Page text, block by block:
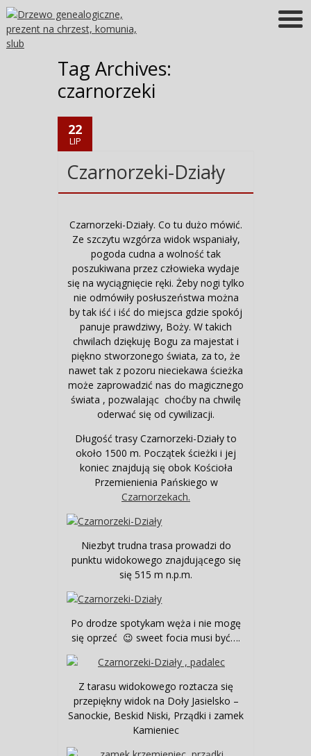
Tag Archives:
czarnorzeki
22
LIP
Czarnorzeki-Działy
Czarnorzeki-Działy. Co tu dużo mówić.
Ze szczytu wzgórza widok wspaniały,
pogoda cudna a wolność tak
poszukiwana przez człowieka wydaje
się na wyciągnięcie ręki. Żeby nogi tylko
nie odmówiły posłuszeństwa można
by tak iść i iść do miejsca gdzie spokój
panuje prawdziwy, Boży. W takich
chwilach dziękuję Bogu za majestat i
piękno stworzonego świata, za to, że
nawet tak z pozoru nieciekawa ścieżka
może zaprowadzić nas do magicznego
świata , pozwalając choćby na chwilę
oderwać się od cywilizacji.
Długość trasy Czarnorzeki-Działy to
około 1500 m. Początek ścieżki i jej
koniec znajdują się obok Kościoła
Przemienienia Pańskiego w
Czarnorzekach.
Niezbyt trudna trasa prowadzi do
punktu widokowego znajdującego się
się 515 m n.p.m.
Po drodze spotykam węża i nie mogę
się oprzeć 😉 sweet focia musi być….
Z tarasu widokowego roztacza się
przepiękny widok na Doły Jasielsko –
Sanockie, Beskid Niski, Prządki i zamek
Kamieniec